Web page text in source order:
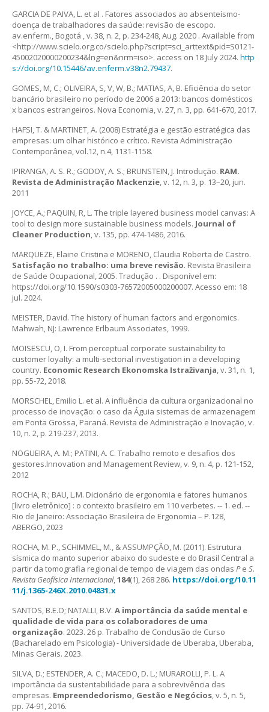
GARCIA DE PAIVA, L. et al . Fatores associados ao absenteísmo-
doença de trabalhadores da saúde: revisão de escopo.
av.enferm., Bogotá , v. 38, n. 2, p. 234-248, Aug. 2020 . Available from
<http://www.scielo.org.co/scielo.php?script=sci_arttext&pid=S0121-
45002020000200234&lng=en&nrm=iso>. access on 18 July 2024. http
s://doi.org/10.15446/av.enferm.v38n2.79437.
GOMES, M, C.; OLIVEIRA, S, V, W, B.; MATIAS, A, B. Eficiência do setor
bancário brasileiro no período de 2006 a 2013: bancos domésticos
x bancos estrangeiros. Nova Economia, v. 27, n. 3, pp. 641-670, 2017.
HAFSI, T. & MARTINET, A. (2008) Estratégia e gestão estratégica das
empresas: um olhar histórico e crítico. Revista Administração
Contemporânea, vol.12, n.4, 1131-1158.
IPIRANGA, A. S. R.; GODOY, A. S.; BRUNSTEIN, J. Introdução. RAM.
Revista de Administração Mackenzie, v. 12, n. 3, p. 13–20, jun.
2011
JOYCE, A.; PAQUIN, R, L. The triple layered business model canvas: A
tool to design more sustainable business models. Journal of
Cleaner Production, v. 135, pp. 474-1486, 2016.
MARQUEZE, Elaine Cristina e MORENO, Claudia Roberta de Castro.
Satisfação no trabalho: uma breve revisão. Revista Brasileira
de Saúde Ocupacional, 2005. Tradução . . Disponível em:
https://doi.org/10.1590/s0303-76572005000200007. Acesso em: 18
jul. 2024.
MEISTER, David. The history of human factors and ergonomics.
Mahwah, NJ: Lawrence Erlbaum Associates, 1999.
MOISESCU, O, I. From perceptual corporate sustainability to
customer loyalty: a multi-sectorial investigation in a developing
country. Economic Research Ekonomska Istraživanja, v. 31, n. 1,
pp. 55-72, 2018.
MORSCHEL, Emilio L. et al. A influência da cultura organizacional no
processo de inovação: o caso da Águia sistemas de armazenagem
em Ponta Grossa, Paraná. Revista de Administração e Inovação, v.
10, n. 2, p. 219-237, 2013.
NOGUEIRA, A. M.; PATINI, A. C. Trabalho remoto e desafios dos
gestores.Innovation and Management Review, v. 9, n. 4, p. 121-152,
2012
ROCHA, R.; BAU, L.M. Dicionário de ergonomia e fatores humanos
[livro eletrônico] : o contexto brasileiro em 110 verbetes. -- 1. ed. --
Rio de Janeiro: Associação Brasileira de Ergonomia – P.128,
ABERGO, 2023
ROCHA, M. P., SCHIMMEL, M., & ASSUMPÇÃO, M. (2011). Estrutura
sísmica do manto superior abaixo do sudeste e do Brasil Central a
partir da tomografia regional de tempo de viagem das ondas Pe S.
Revista Geofísica Internacional,184(1), 268 286. https://doi.org/10.11
11/j.1365-246X.2010.04831.x
SANTOS, B.E.O; NATALLI, B.V. A importância da saúde mental e
qualidade de vida para os colaboradores de uma
organização. 2023. 26 p. Trabalho de Conclusão de Curso
(Bacharelado em Psicologia) - Universidade de Uberaba, Uberaba,
Minas Gerais. 2023.
SILVA, D.; ESTENDER, A. C.; MACEDO, D. L.; MURAROLLI, P. L. A
importância da sustentabilidade para a sobrevivência das
empresas. Empreendedorismo, Gestão e Negócios, v. 5, n. 5,
pp. 74-91, 2016.